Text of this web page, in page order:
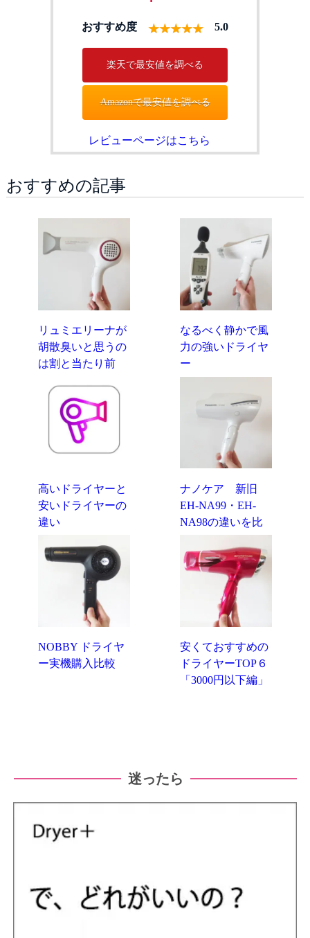
おすすめ度 5.0
楽天で最安値を調べる
Amazonで最安値を調べる
レビューページはこちら
おすすめの記事
リュミエリーナが
胡散臭いと思うの
は割と当たり前
なるべく静かで風
力の強いドライヤ
ー
高いドライヤーと
安いドライヤーの
違い
ナノケア 新旧
EH-NA99・EH-
NA98の違いを比
NOBBY ドライヤ
ー実機購入比較
安くておすすめの
ドライヤーTOP６
「3000円以下編」
迷ったら